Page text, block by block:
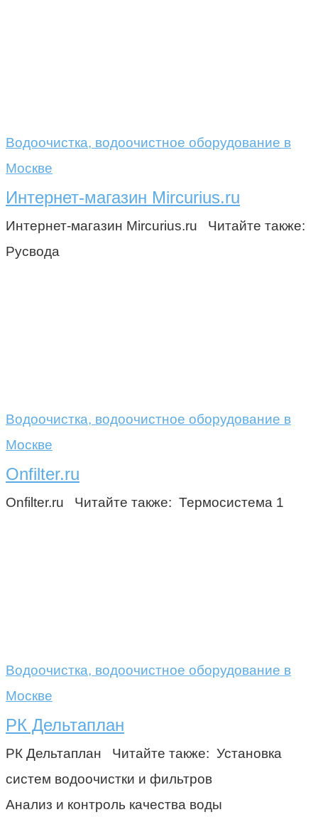
Водоочистка, водоочистное оборудование в
Москве
Интернет-магазин Mircurius.ru
Интернет-магазин Mircurius.ru Читайте также:
Русвода
Водоочистка, водоочистное оборудование в
Москве
Onfilter.ru
Onfilter.ru Читайте также: Термосистема 1
Водоочистка, водоочистное оборудование в
Москве
РК Дельтаплан
РК Дельтаплан Читайте также: Установка
систем водоочистки и фильтров
Анализ и контроль качества воды